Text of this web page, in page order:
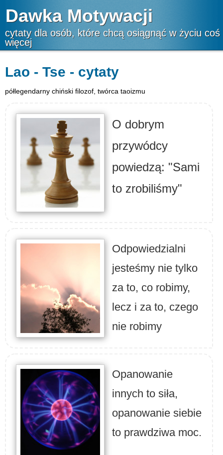
Dawka Motywacji
cytaty dla osób, które chcą osiągnąć w życiu coś
więcej
Lao - Tse - cytaty
półlegendarny chiński filozof, twórca taoizmu
O dobrym
przywódcy
powiedzą: "Sami
to zrobiliśmy"
Odpowiedzialni
jesteśmy nie tylko
za to, co robimy,
lecz i za to, czego
nie robimy
Opanowanie
innych to siła,
opanowanie siebie
to prawdziwa moc.